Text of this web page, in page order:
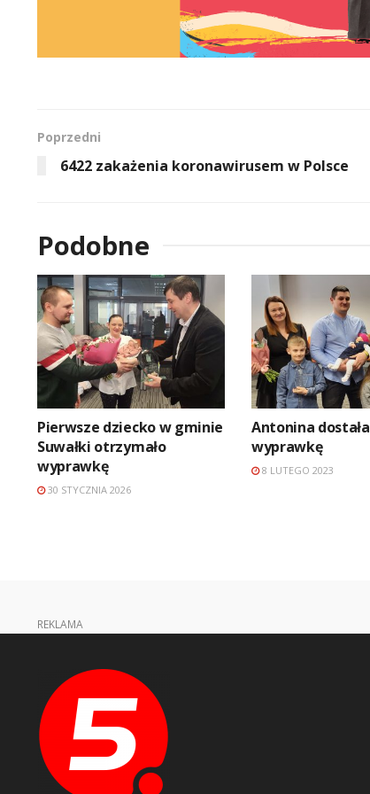
Poprzedni
6422 zakażenia koronawirusem w Polsce
Podobne
Pierwsze dziecko w gminie
Suwałki otrzymało
wyprawkę
30 STYCZNIA 2026
Antonina dostała
wyprawkę
8 LUTEGO 2023
REKLAMA